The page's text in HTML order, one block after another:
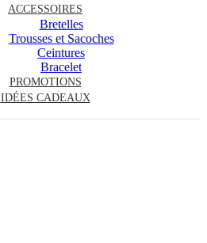
ACCESSOIRES
Bretelles
Trousses et Sacoches
Ceintures
Bracelet
PROMOTIONS
IDÉES CADEAUX